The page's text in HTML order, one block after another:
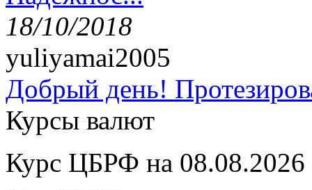
18/10/2018
yuliyamai2005
Добрый день!
Курсы валют
Курс ЦБРФ на 08.08.2026